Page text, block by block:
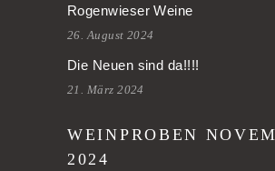
Rogenwieser Weine
26. August 2024
Die Neuen sind da!!!!
21. März 2024
WEINPROBEN
2024